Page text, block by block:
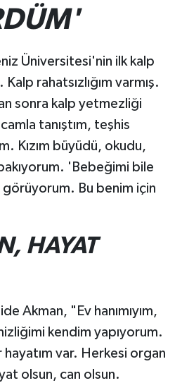
Üniversitesi'nin ilk kalp
rahatsızlığım varmış.
sonra kalp yetmezliği
tanıştım, teşhis
Kızım büyüdü, okudu,
'Bebeğimi bile
Bu benim için
HAYAT
Akman, "Ev hanımıyım,
kendim yapıyorum.
var. Herkesi organ
olsun, can olsun.